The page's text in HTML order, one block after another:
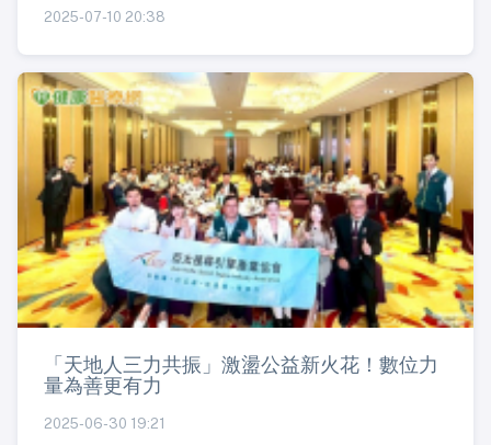
2025-07-10 20:38
「天地人三力共振」激盪公益新火花！數位力
量為善更有力
2025-06-30 19:21